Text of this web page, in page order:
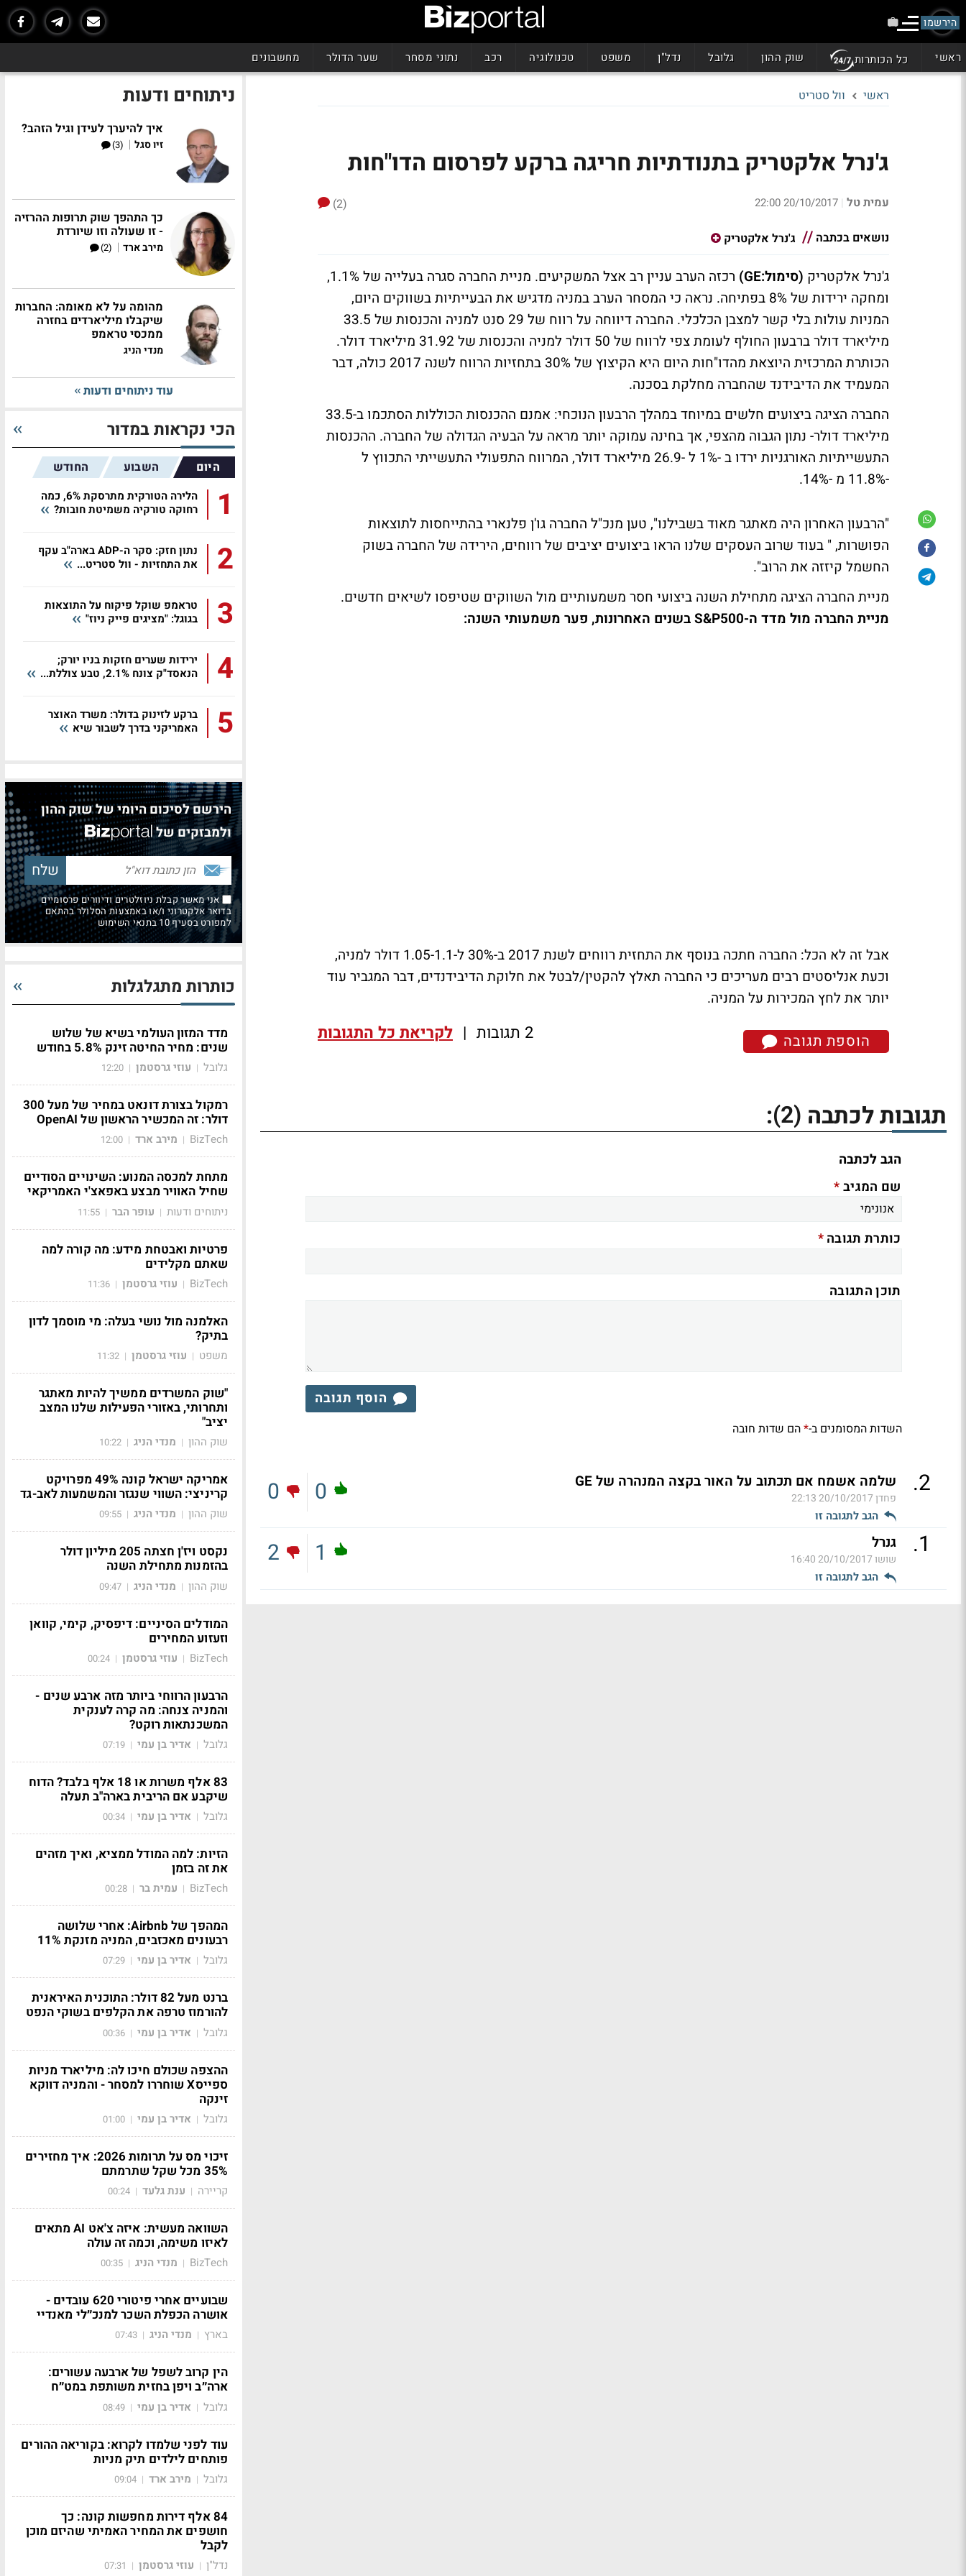
הירשמו
ראשי כל הכותרות שוק ההון גלובל נדל"ן משפט טכנולוגיה רכב נתוני מסחר שער הדולר מחשבונים
ראשי וול סטריט
ג'נרל אלקטריק בתנודתיות חריגה ברקע לפרסום הדו"חות
עמית טל |
20/10/2017 22:00
(2)
נושאים בכתבה
ג'נרל אלקטריק
ג'נרל אלקטריק (סימול:GE)
רכזה הערב עניין רב אצל המשקיעים. מניית החברה סגרה בעלייה של 1.1%,
ומחקה ירידות של 8% בפתיחה. נראה כי המסחר הערב במניה מדגיש את הבעייתיות בשווקים היום,
המניות עולות בלי קשר למצבן הכלכלי. החברה דיווחה על רווח של 29 סנט למניה והכנסות של 33.5
מיליארד דולר ברבעון החולף לעומת צפי לרווח של 50 דולר למניה והכנסות של 31.92 מיליארד דולר.
הכותרת המרכזית היוצאת מהדו"חות היום היא הקיצוץ של 30% בתחזיות הרווח לשנה 2017 כולה, דבר
המעמיד את הדיבידנד שהחברה מחלקת בסכנה.
החברה הציגה ביצועים חלשים במיוחד במהלך הרבעון הנוכחי: אמנם ההכנסות הכוללות הסתכמו ב-33.5
מיליארד דולר- נתון הגבוה מהצפי, אך בחינה עמוקה יותר מראה על הבעיה הגדולה של החברה. ההכנסות
התעשייתיות האורגניות ירדו ב -1% ל -26.9 מיליארד דולר, המרווח התפעולי התעשייתי התכווץ ל
-11.8% מ -14%.
"הרבעון האחרון היה מאתגר מאוד בשבילנו", טען מנכ"ל החברה גו'ן פלנארי בהתייחסות לתוצאות
הפושרות, " בעוד שרוב העסקים שלנו הראו ביצועים יציבים של רווחים, הירידה של החברה בשוק
החשמל קיזזה את הרוב".
מניית החברה הציגה מתחילת השנה ביצועי חסר משמעותיים מול השווקים שטיפסו לשיאים חדשים.
מניית החברה מול מדד ה-S&P500 בשנים האחרונות, פער משמעותי השנה:
אבל זה לא הכל: החברה חתכה בנוסף את התחזית רווחים לשנת 2017 ב-30% ל-1.05-1.1 דולר למניה,
וכעת אנליסטים רבים מעריכים כי החברה תאלץ להקטין/לבטל את חלוקת הדיבידנדים, דבר המגביר עוד
יותר את לחץ המכירות על המניה.
הוספת תגובה 2 תגובות | לקריאת כל התגובות
תגובות לכתבה (2)
:
הגב לכתבה
שם המגיב*
כותרת תגובה*
תוכן התגובה
הוסף תגובה
השדות המסומנים ב-*הם שדות חובה
2
. שלמה אשמח אם תכתוב על האור בקצה המנהרה של GE
פחדן20/10/2017 22:13
הגב לתגובה זו
0
0
1
. גנרל
שושו20/10/2017 16:40
הגב לתגובה זו
1
2
ניתוחים ודעות
איך להיערך לעידן וגיל הזהב?
זיו סגל |
(3)
כך התהפך שוק תרופות ההרזיה
- זו שעולה וזו שיורדת
מירב ארד |
(2)
מהומה על לא מאומה: החברות
שיקבלו מיליארדים בחזרה
ממכסי טראמפ
מנדי הניג
עוד ניתוחים ודעות
הכי נקראות במדור
היום השבוע החודש
1
הלירה הטורקית מתרסקת 6%, כמה
רחוקה טורקיה משמיטת חובות?
2
נתון חזק: סקר ה-ADP בארה"ב עקף
את התחזיות - וול סטריט...
3
טראמפ שוקל פיקוח על התוצאות
בגוגל: "מציגים פייק ניוז"
4
ירידות שערים חזקות בניו יורק;
הנאסד"ק צונח 2.1%, טבע צוללת...
5
ברקע לזינוק בדולר: משרד האוצר
האמריקני בדרך לשבור שיא
הירשם לסיכום היומי של שוק ההון
ולמבזקים של
אני מאשר קבלת ניוזלטרים ודיוורים פרסומיים
בדואר אלקטרוני ו/או באמצעות הסלולר בהתאם
למפורט בסעיף 10 בתנאי השימוש
כותרות מתגלגלות
מדד המזון העולמי בשיא של שלוש
שנים: מחיר החיטה זינק 5.8% בחודש
גלובל | עוזי גרסטמן |
12:20
רמקול בצורת דונאט במחיר של מעל 300
דולר: זה המכשיר הראשון של OpenAI
BizTech
| מירב ארד |
12:00
מתחת למכסה המנוע: השינויים הסודיים
שחיל האוויר מבצע באפאצ'י האמריקאי
ניתוחים ודעות | עופר הבר |
11:55
פרטיות ואבטחת מידע: מה קורה למה
שאתם מקלידים
BizTech
| עוזי גרסטמן |
11:36
האלמנה מול נושי בעלה: מי מוסמך לדון
בתיק?
משפט | עוזי גרסטמן |
11:32
"שוק המשרדים ממשיך להיות מאתגר
ותחרותי, באזורי הפעילות שלנו המצב
יציב"
שוק ההון | מנדי הניג |
10:22
אמריקה ישראל קונה 49% מפרויקט
קריניצי: השווי שנגזר והמשמעות לאב-גד
שוק ההון | מנדי הניג |
09:55
נקסט ויז'ן חצתה 205 מיליון דולר
בהזמנות מתחילת השנה
שוק ההון | מנדי הניג |
09:47
המודלים הסיניים: דיפסיק, קימי, קוואן
וזעזוע המחירים
BizTech
| עוזי גרסטמן |
00:24
הרבעון הרווחי ביותר מזה ארבע שנים -
והמניה צנחה: מה קרה לענקית
המשכנתאות רוקט?
גלובל | אדיר בן עמי |
07:19
83 אלף משרות או 18 אלף בלבד? הדוח
שיקבע אם הריבית בארה"ב תעלה
גלובל | אדיר בן עמי |
00:34
הזיות: למה המודל ממציא, ואיך מזהים
את זה בזמן
BizTech
| עמית בר |
00:28
המהפך של Airbnb: אחרי שלושה
רבעונים מאכזבים, המניה מזנקת 11%
גלובל | אדיר בן עמי |
07:29
ברנט מעל 82 דולר: התוכנית האיראנית
להורמוז טרפה את הקלפים בשוקי הנפט
גלובל | אדיר בן עמי |
00:36
ההצפה שכולם חיכו לה: מיליארד מניות
ספייסX שוחררו למסחר - והמניה דווקא
זינקה
גלובל | אדיר בן עמי |
01:00
זיכוי מס על תרומות 2026: איך מחזירים
35% מכל שקל שתרמתם
קריירה | ענת גלעד |
00:24
השוואה מעשית: איזה צ'אט AI מתאים
לאיזו משימה, וכמה זה עולה
BizTech
| מנדי הניג |
00:35
שבועיים אחרי פיטורי 620 עובדים -
אושרה הכפלת השכר למנכ״לי מאנדיי
בארץ | מנדי הניג |
07:43
הין קרוב לשפל של ארבעה עשורים:
ארה״ב ויפן בחזית משותפת במט״ח
גלובל | אדיר בן עמי |
08:49
עוד לפני שלמדו לקרוא: בקוריאה ההורים
פותחים לילדים תיק מניות
גלובל | מירב ארד |
09:04
84 אלף דירות מחפשות קונה: כך
חושפים את המחיר האמיתי שהיזם מוכן
לקבל
נדל"ן | עוזי גרסטמן |
07:31